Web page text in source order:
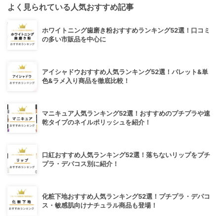
よく見られている人気おすすめ記事
ホワイトニング歯磨き粉おすすめランキング52選！口コミ
の多い市販品を中心に
アイシャドウおすすめ人気ランキング52選！パレット&単
色&ラメ入り商品を徹底比較！
マニキュア人気ランキング52選！おすすめのプチプラや速
乾タイプのネイルポリッシュを紹介！
口紅おすすめ人気ランキング52選！落ちないリップをプチ
プラ・デパコス別に紹介！
化粧下地おすすめ人気ランキング52選！プチプラ・デパコ
ス・敏感肌向けナチュラル商品も登場！